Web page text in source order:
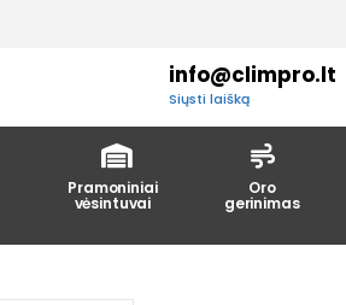
info@climpro.lt
Siųsti laišką
Pramoniniai
vėsintuvai
Oro
gerinimas